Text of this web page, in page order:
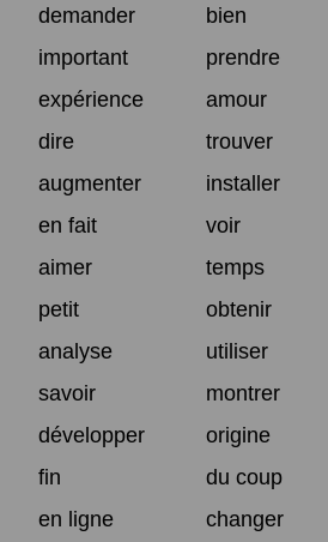
demander
bien
important
prendre
expérience
amour
dire
trouver
augmenter
installer
en fait
voir
aimer
temps
petit
obtenir
analyse
utiliser
savoir
montrer
développer
origine
fin
du coup
en ligne
changer